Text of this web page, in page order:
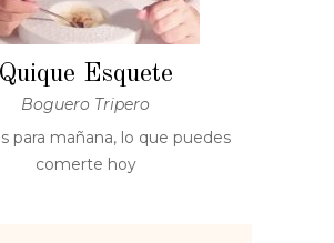
Quique Esquete
Boguero Tripero
para mañana, lo que puedes
comerte hoy